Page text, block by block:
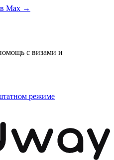
в Max →
с визами и
режиме